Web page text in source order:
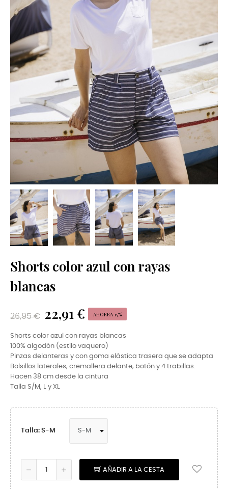
Shorts color azul con rayas
blancas
26,95 € 22,91 € AHORRA 15%
Shorts color azul con rayas blancas
100% algodón (estilo vaquero)
Pinzas delanteras y con goma elástica trasera que se adapta
Bolsillos laterales, cremallera delante, botón y 4 trabillas.
Hacen 38 cm desde la cintura
Talla S/M, L y XL
Talla: S-M
AÑADIR A LA CESTA